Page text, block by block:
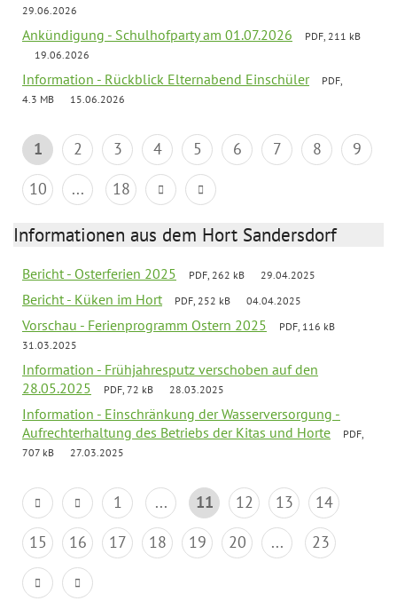
29.06.2026
Ankündigung - Schulhofparty am 01.07.2026
PDF, 211 kB
19.06.2026
Information - Rückblick Elternabend Einschüler
PDF,
4.3 MB
15.06.2026
1 2 3 4 5 6 7 8
9
10
... 18
Informationen aus dem Hort Sandersdorf
Bericht - Osterferien 2025 PDF, 262 kB 29.04.2025
Bericht - Küken im Hort PDF, 252 kB 04.04.2025
Vorschau - Ferienprogramm Ostern 2025
PDF, 116 kB
31.03.2025
Information - Frühjahresputz verschoben auf den
28.05.2025
PDF, 72 kB 28.03.2025
Information - Einschränkung der Wasserversorgung -
Aufrechterhaltung des Betriebs der Kitas und Horte
PDF,
707 kB
27.03.2025
1 ... 11 12 13
14
15
16 17 18 19 20 ... 23